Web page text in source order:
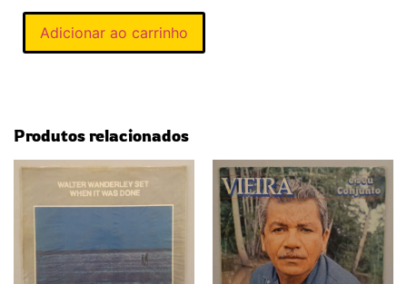
Adicionar ao carrinho
Produtos relacionados